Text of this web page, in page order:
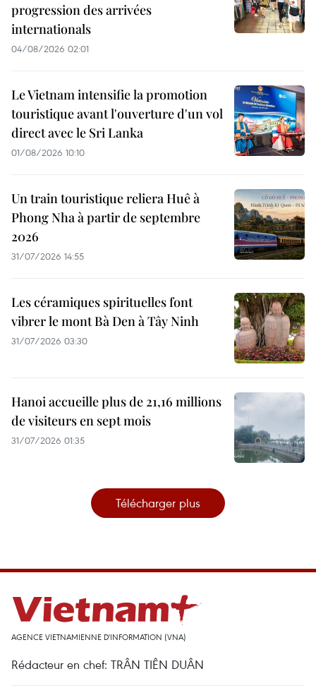
progression des arrivées
internationals
04/08/2026 02:01
Le Vietnam intensifie la promotion
touristique avant l'ouverture d'un vol
direct avec le Sri Lanka
01/08/2026 10:10
Un train touristique reliera Huê à
Phong Nha à partir de septembre
2026
31/07/2026 14:55
Les céramiques spirituelles font
vibrer le mont Bà Den à Tây Ninh
31/07/2026 03:30
Hanoi accueille plus de 21,16 millions
de visiteurs en sept mois ​
31/07/2026 01:35
Télécharger plus
AGENCE VIETNAMIENNE D'INFORMATION (VNA)
Rédacteur en chef: TRÂN TIÊN DUÂN